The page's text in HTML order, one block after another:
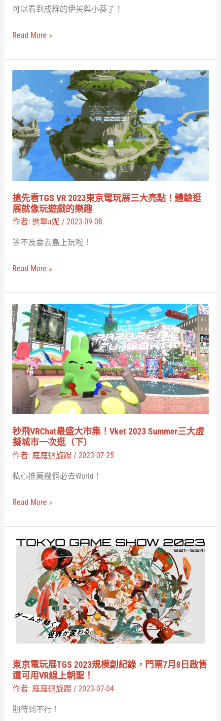
可以看到成群的伊芙與小葵了！
虛
派
對、
限
時
道
具
等
你
Read More »
搶先看TGS VR 2023東京電玩展三大亮點！體驗逛
展就像玩遊戲的樂趣
作者: 進擊a妮 / 2023-09-08
等不及要去島上玩啦！
先
看
TGS
VR
2023
電
玩
展
大
體
驗
逛
展
就
像
玩
戲
樂
趣
Read More »
秒飛VRChat最盛大市集！Vket 2023 Summer三大虛
擬城市一次逛（下）
作者: 庭庭迴旋踢 / 2023-07-25
私心推薦幾個必去World！
秒
飛
VRChat
最
盛
大
集！
Vket
2023
Summer
大
城
市
（下）
Read More »
東京電玩展TGS 2023規模創紀錄，門票7月8日啟售
還可用VR線上朝聖！
作者: 庭庭迴旋踢 / 2023-07-04
期待到不行！
東
TGS
規
模
創
紀
門